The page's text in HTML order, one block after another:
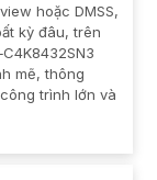
hoặc DMSS,
kỳ đâu, trên
mẽ, thông
trình lớn và